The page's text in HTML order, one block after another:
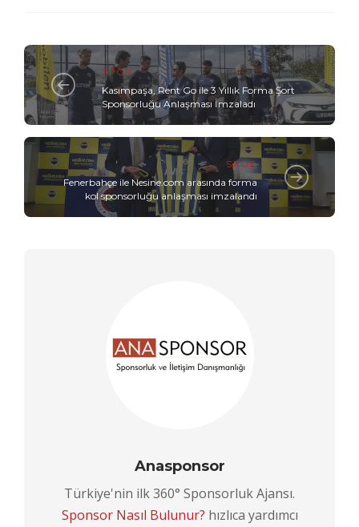
SPOR
Kasımpaşa, Rent Go ile 3 Yıllık Forma Şort
Sponsorluğu Anlaşması İmzaladı
SPOR
Fenerbahçe ile Nesine.com arasında forma
kol sponsorluğu anlaşması imzalandı
Anasponsor
Türkiye'nin ilk 360° Sponsorluk Ajansı.
Sponsor Nasıl Bulunur? hızlıca yardımcı